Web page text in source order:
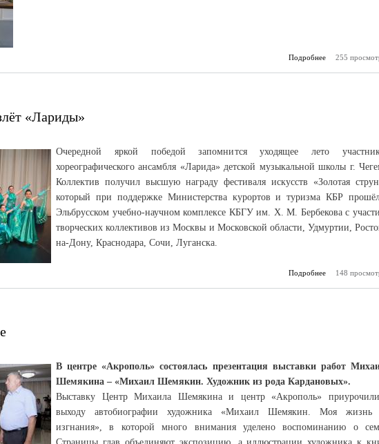
Подробнее
о
255
«Лариды»
Очередной яркой победой запомнится уходящее лето
хореографического ансамбля «Ларида» детской музыкальной школы г.
Коллектив получил высшую награду фестиваля искусств «Золотая
который при поддержке Министерства курортов и туризма КБР
Эльбрусском учебно-научном комплексе КБГУ им. Х. М. Бербекова с
творческих коллективов из Москвы и Московской области, Удмуртии,
на-Дону, Краснодара, Сочи, Луганска.
Подробнее
о148
В центре «Акрополь» состоялась презентация выставки работ
Шемякина – «Михаил Шемякин. Художник из рода Кардановых».
Выставку Центр Михаила Шемякина и центр «Акрополь»
выходу автобиографии художника «Михаил Шемякин. Моя жизнь
изгнания», в которой много внимания уделено воспоминанию о